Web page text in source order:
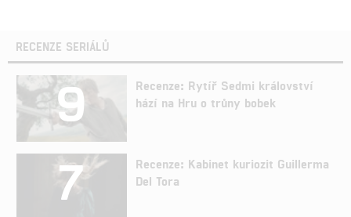
RECENZE SERIÁLŮ
9
Recenze: Rytíř Sedmi království
hází na Hru o trůny bobek
7
Recenze: Kabinet kuriozit Guillerma
Del Tora